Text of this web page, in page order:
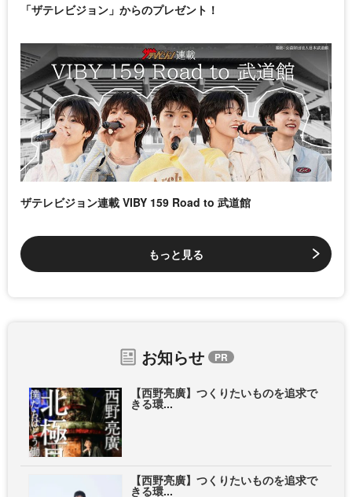
「ザテレビジョン」からのプレゼント！
ザテレビジョン連載 VIBY 159 Road to 武道館
もっと見る
お知らせ
【西野亮廣】つくりたいものを追求で
きる環...
【西野亮廣】つくりたいものを追求で
きる環...